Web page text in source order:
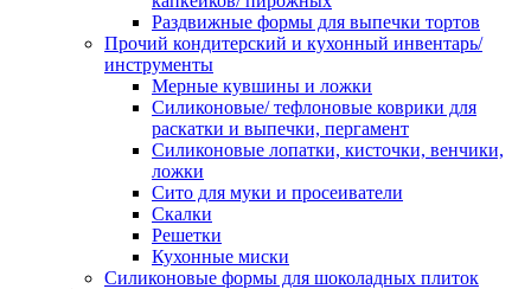
Раздвижные формы для выпечки тортов
Прочий кондитерский и кухонный инвентарь/
инструменты
Мерные кувшины и ложки
Силиконовые/ тефлоновые коврики для
раскатки и выпечки, пергамент
Силиконовые лопатки, кисточки, венчики,
ложки
Сито для муки и просеиватели
Скалки
Решетки
Кухонные миски
Силиконовые формы для шоколадных плиток